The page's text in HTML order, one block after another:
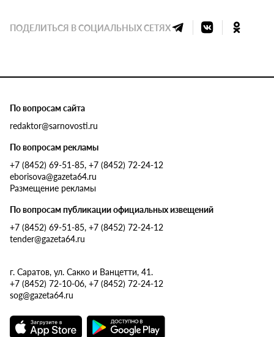
ПОДЕЛИТЬСЯ В СОЦИАЛЬНЫХ СЕТЯХ
По вопросам сайта
redaktor@sarnovosti.ru
По вопросам рекламы
+7 (8452) 69-51-85, +7 (8452) 72-24-12
eborisova@gazeta64.ru
Размещение рекламы
По вопросам публикации официальных извещений
+7 (8452) 69-51-85, +7 (8452) 72-24-12
tender@gazeta64.ru
г. Саратов, ул. Сакко и Ванцетти, 41.
+7 (8452) 72-10-06, +7 (8452) 72-24-12
sog@gazeta64.ru